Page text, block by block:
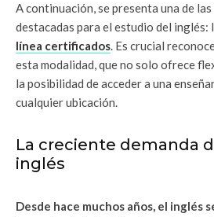
A continuación, se presenta una de
destacadas para el estudio del inglés:
línea certificados. Es crucial
esta modalidad, que no solo ofrece
la posibilidad de acceder a una
cualquier ubicación.
La creciente demanda
inglés
Desde hace muchos años, el inglés